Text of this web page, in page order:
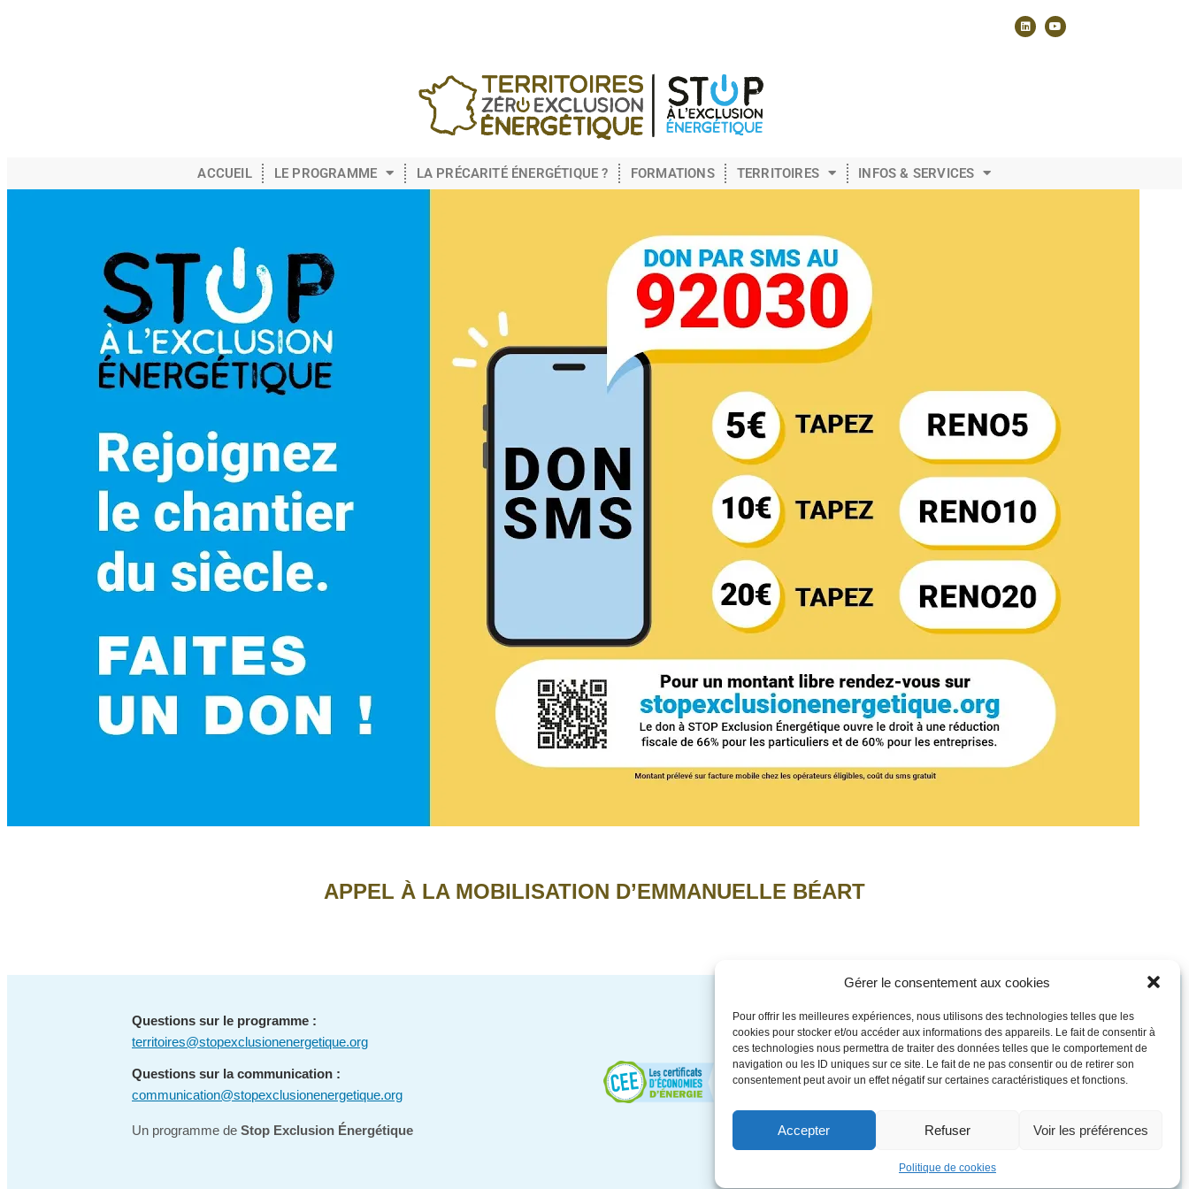
Gérer le consentement aux cookies
Pour offrir les meilleures expériences, nous utilisons des technologies telles que les
cookies pour stocker et/ou accéder aux informations des appareils. Le fait de consentir à
ces technologies nous permettra de traiter des données telles que le comportement de
navigation ou les ID uniques sur ce site. Le fait de ne pas consentir ou de retirer son
consentement peut avoir un effet négatif sur certaines caractéristiques et fonctions.
Accepter Refuser Voir les préférences
Politique de cookies
ACCUEIL LE PROGRAMME LA PRÉCARITÉ ÉNERGÉTIQUE ? FORMATIONS TERRITOIRES INFOS & SERVICES
APPEL À LA MOBILISATION D’EMMANUELLE BÉART
Questions sur le programme :
territoires@stopexclusionenergetique.org
Questions sur la communication :
communication@stopexclusionenergetique.org
Un programme de Stop Exclusion Énergétique